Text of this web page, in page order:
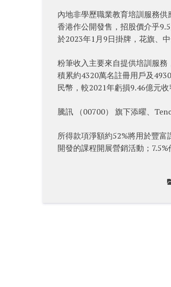
內地非學歷職業教育培訓服務
香港作公開發售，招股價介乎
於2023年1月9日掛牌，花旗、
粉筆收入主要來自提供培訓服
積累約4320萬名註冊用戶及
民幣，較2021年虧損9.46億元收
騰訊 （00700） 旗下添曜、
所得款項淨額約52%將用於豐
開發的課程開展營銷活動；7.5%